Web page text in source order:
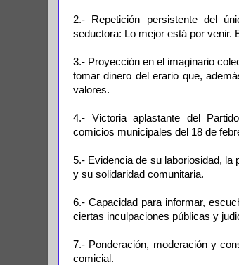
2.- Repetición persistente del
seductora: Lo mejor está por venir.
3.- Proyección en el imaginario
tomar dinero del erario que,
valores.
4.- Victoria aplastante del
comicios municipales del 18 de
5.- Evidencia de su laboriosidad, la
y su solidaridad comunitaria.
6.- Capacidad para informar,
ciertas inculpaciones públicas y
7.- Ponderación, moderación y
comicial.